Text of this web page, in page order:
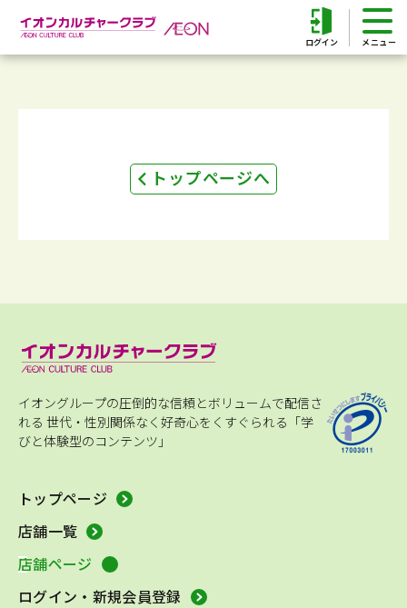
ログイン
トップページへ
イオングループの圧倒的な信頼とボリュームで配信さ
れる 世代・性別関係なく好奇心をくすぐられる「学
びと体験型のコンテンツ」
トップページ
店舗一覧
店舗ページ
ログイン・新規会員登録